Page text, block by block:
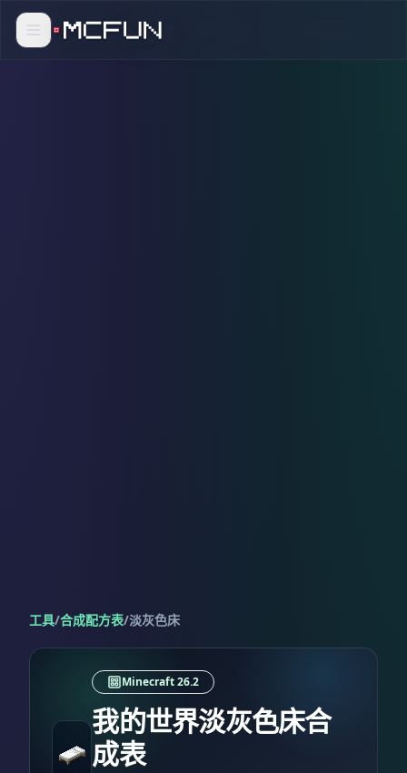
工具/合成配方表/淡灰色床
Minecraft 26.2
我的世界淡灰色床合
成表